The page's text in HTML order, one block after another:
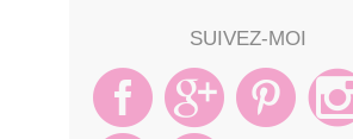
SUIVEZ-MOI